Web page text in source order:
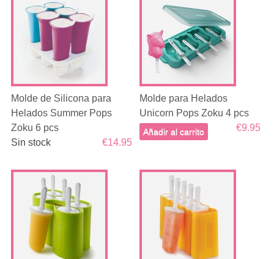
Molde de Silicona para
Helados Summer Pops
Zoku 6 pcs
€14.95
Sin stock
Molde para Helados
Unicorn Pops Zoku 4 pcs
€9.95
Añadir al carrito